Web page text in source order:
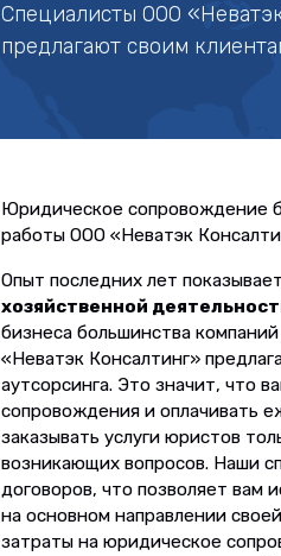
Специалисты ООО
предлагают своим
Юридическое сопровождение
работы ООО «Неватэк
Опыт последних лет
хозяйственной
бизнеса большинства
«Неватэк Консалтинг»
аутсорсинга. Это значит, что
сопровождения и оплачивать
заказывать услуги юристов
возникающих вопросов. Наши
договоров, что позволяет вам
на основном направлении
затраты на юридическое